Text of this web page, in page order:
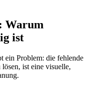
Warum
ist
ein Problem: die fehlende
ist eine visuelle,